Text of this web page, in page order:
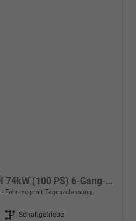
N-Line (N-Line) 1.0 T-GDI 74kW (100 PS) 6-Gang-Schaltgetriebe
Fahrzeug mit Tageszulassung
Getriebe Schaltgetriebe